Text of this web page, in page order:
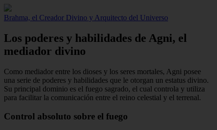
Brahma, el Creador Divino y Arquitecto del Universo
Los poderes y habilidades de Agni, el
mediador divino
Como mediador entre los dioses y los seres mortales, Agni posee
una serie de poderes y habilidades que le otorgan un estatus divino.
Su principal dominio es el fuego sagrado, el cual controla y utiliza
para facilitar la comunicación entre el reino celestial y el terrenal.
Control absoluto sobre el fuego